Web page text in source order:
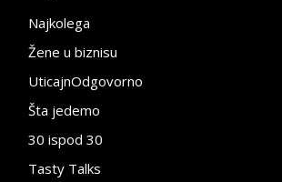
Najkolega
Žene u biznisu
UticajnOdgovorno
Šta jedemo
30 ispod 30
Tasty Talks